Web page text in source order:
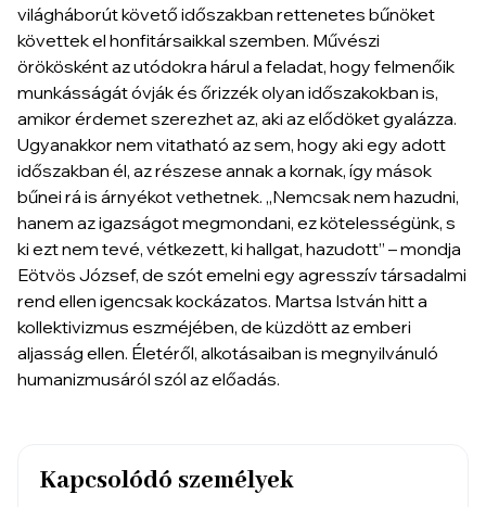
világháborút követő időszakban rettenetes bűnöket
követtek el honfitársaikkal szemben. Művészi
örökösként az utódokra hárul a feladat, hogy felmenőik
munkásságát óvják és őrizzék olyan időszakokban is,
amikor érdemet szerezhet az, aki az elődöket gyalázza.
Ugyanakkor nem vitatható az sem, hogy aki egy adott
időszakban él, az részese annak a kornak, így mások
bűnei rá is árnyékot vethetnek. „Nemcsak nem hazudni,
hanem az igazságot megmondani, ez kötelességünk, s
ki ezt nem tevé, vétkezett, ki hallgat, hazudott” – mondja
Eötvös József, de szót emelni egy agresszív társadalmi
rend ellen igencsak kockázatos. Martsa István hitt a
kollektivizmus eszméjében, de küzdött az emberi
aljasság ellen. Életéről, alkotásaiban is megnyilvánuló
humanizmusáról szól az előadás.
Kapcsolódó személyek